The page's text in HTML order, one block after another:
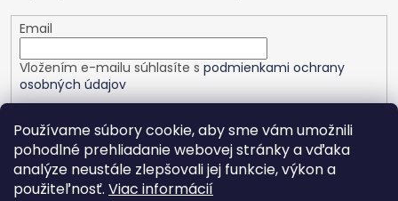
Používame súbory cookie, aby sme vám umožnili
pohodlné prehliadanie webovej stránky a vďaka
analýze neustále zlepšovali jej funkcie, výkon a
použiteľnosť. Viac informácií
Email
Vložením e-mailu súhlasíte s podmienkami ochrany
osobných údajov
PRIHLÁSIŤ SA